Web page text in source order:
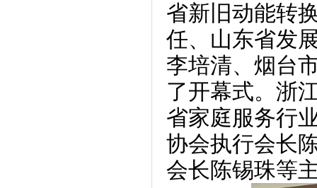
省新旧动能转
任、山东省发
李培清、烟台
了开幕式。浙
省家庭服务行
协会执行会长
会长陈锡珠等